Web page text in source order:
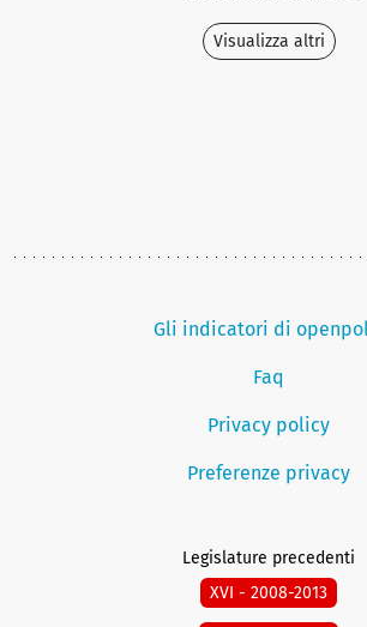
Visualizza altri
Gli indicatori di
Faq
Privacy policy
Preferenze privacy
Legislature precedenti
XVI - 2008-2013